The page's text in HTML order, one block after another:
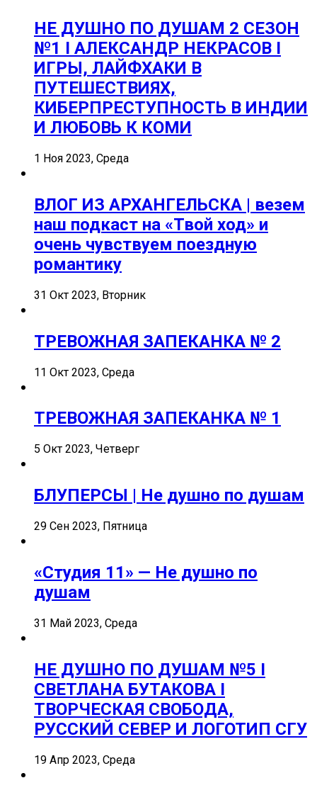
НЕ ДУШНО ПО ДУШАМ 2 СЕЗОН
№1 I АЛЕКСАНДР НЕКРАСОВ I
ИГРЫ, ЛАЙФХАКИ В
ПУТЕШЕСТВИЯХ,
КИБЕРПРЕСТУПНОСТЬ В ИНДИИ
И ЛЮБОВЬ К КОМИ
1 Ноя 2023, Среда
ВЛОГ ИЗ АРХАНГЕЛЬСКА | везем
наш подкаст на «Твой ход» и
очень чувствуем поездную
романтику
31 Окт 2023, Вторник
ТРЕВОЖНАЯ ЗАПЕКАНКА № 2
11 Окт 2023, Среда
ТРЕВОЖНАЯ ЗАПЕКАНКА № 1
5 Окт 2023, Четверг
БЛУПЕРСЫ | Не душно по душам
29 Сен 2023, Пятница
«Студия 11» — Не душно по
душам
31 Май 2023, Среда
НЕ ДУШНО ПО ДУШАМ №5 I
СВЕТЛАНА БУТАКОВА I
ТВОРЧЕСКАЯ СВОБОДА,
РУССКИЙ СЕВЕР И ЛОГОТИП СГУ
19 Апр 2023, Среда